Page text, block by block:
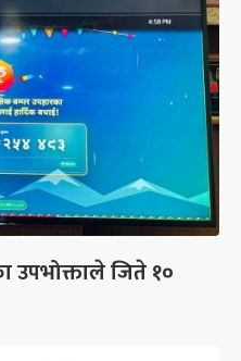
उपभोक्ताले जिते १०